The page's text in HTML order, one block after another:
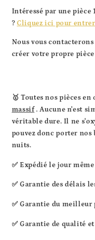
Intéressé par une pièce
? Cliquez ici pour
Nous vous
créer votre propre
🥇 Toutes nos pièces
massif . Aucune n'est
véritable dure. Il ne
pouvez donc porter
nuits.
✅ Expédié le jour
✅ Garantie des délais
✅ Garantie du meilleur
✅ Garantie de qualité